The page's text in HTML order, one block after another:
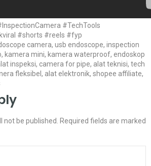
#TechTools
#shorts #reels #fyp
camera, usb endoscope, inspection
kamera mini, kamera waterproof, endoskop
inspeksi, camera for pipe, alat teknisi, tech
fleksibel, alat elektronik, shopee affiliate,
not be published.
Required fields are marked